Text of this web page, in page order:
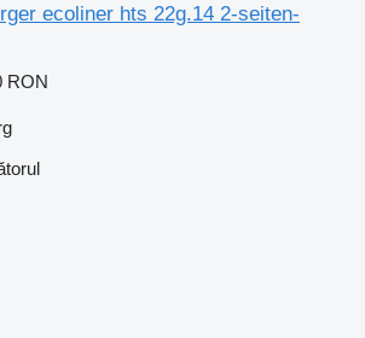
ecoliner hts 22g.14 2-seiten-
RON